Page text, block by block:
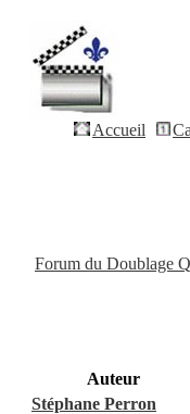
Accueil
Forum du Doublage
Auteur
Stéphane Perron